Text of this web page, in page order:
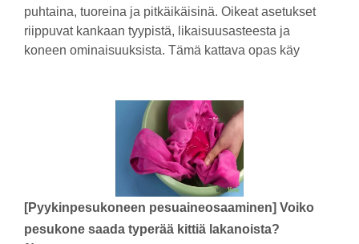
puhtaina, tuoreina ja pitkäikäisinä. Oikeat asetukset
riippuvat kankaan tyypistä, likaisuusasteesta ja
koneen ominaisuuksista. Tämä kattava opas käy
[Pyykinpesukoneen pesuaineosaaminen] Voiko
pesukone saada typerää kittiä lakanoista?